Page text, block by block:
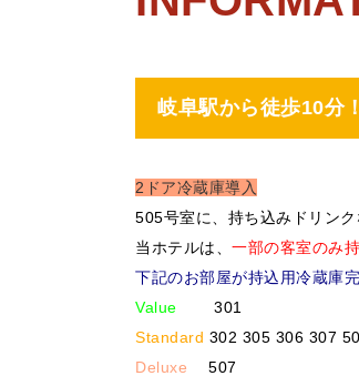
岐阜駅から徒歩10分
2ドア冷蔵庫導入
505号室に、持ち込みドリン
当ホテルは、 一部の客室のみ
下記のお部屋が持込用冷蔵庫
Value 301
Standard 302 305 306 307
Deluxe 507